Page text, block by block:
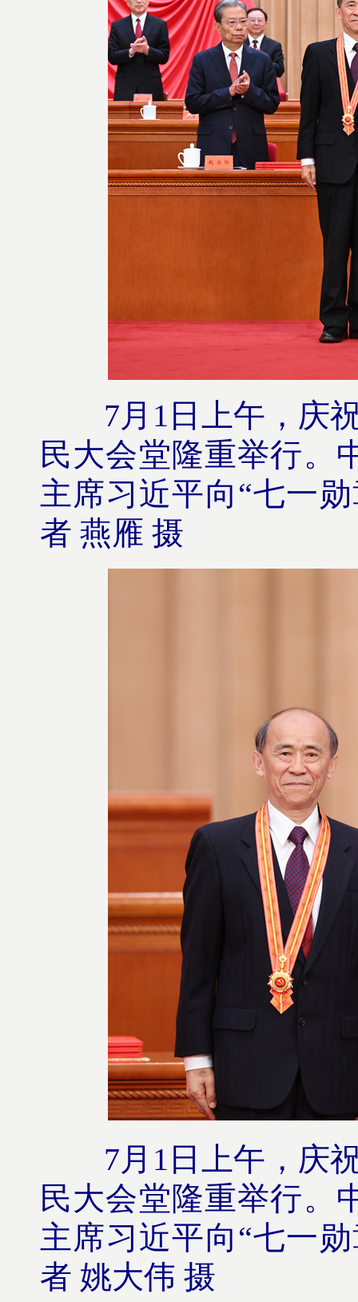
7月1日上午，庆祝
民大会堂隆重举行。
主席习近平向“七一
者 燕雁 摄
7月1日上午，庆
民大会堂隆重举行。
主席习近平向“七一
者 姚大伟 摄